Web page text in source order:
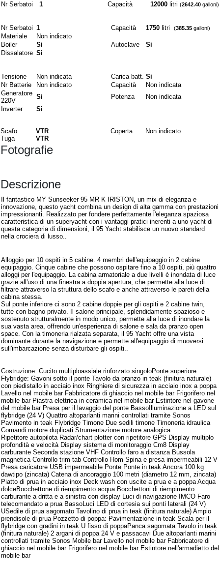
Nr Serbatoi
1 Capacità 12000 litri (2642.40 galloni)
Nr Serbatoi 1 Capacità 1750 litri (385.35 galloni)
Materiale
Non indicato
Boiler
Si Autoclave
Si
Dissalatore Si
Tensione Non indicata Carica batt. Si
Nr Batterie
Non indicato Capacità
Non indicata
Generatore
220V
Si Potenza
Non indicata
Inverter
Si
Scafo VTR Coperta
Non indicato
Tuga
VTR
Fotografie
Descrizione
Il fantastico MY Sunseeker 95 MR K IRISTON, un mix di eleganza e
innovazione, questo yacht combina un design di alta gamma con prestazioni
impressionanti. Realizzato per fondere perfettamente l'eleganza spaziosa
caratteristica di un superyacht con i vantaggi pratici inerenti a uno yacht di
questa categoria di dimensioni, il 95 Yacht stabilisce un nuovo standard
nella crociera di lusso..
Alloggio per 10 ospiti in 5 cabine. 4 membri dell'equipaggio in 2 cabine
equipaggio. Cinque cabine che possono ospitare fino a 10 ospiti, più quattro
alloggi per l'equipaggio. La cabina armatoriale a due livelli è inondata di luce
grazie all'uso di una finestra a doppia apertura, che permette alla luce di
filtrare attraverso la struttura dello scafo e anche attraverso le pareti della
cabina stessa.
Sul ponte inferiore ci sono 2 cabine doppie per gli ospiti e 2 cabine twin,
tutte con bagno privato. Il salone principale, splendidamente spazioso e
sostenuto strutturalmente in modo unico, permette alla luce di inondare la
sua vasta area, offrendo un'esperienza di salone e sala da pranzo open
space. Con la timoneria rialzata separata, il 95 Yacht offre una vista
dominante durante la navigazione e permette all'equipaggio di muoversi
sull'imbarcazione senza disturbare gli ospiti..
Costruzione: Cucito multiploassiale rinforzato singoloPonte superiore
Flybridge: Gavoni sotto il ponte Tavolo da pranzo in teak (finitura naturale)
con piedistallo in acciaio inox Ringhiere di sicurezza in acciaio inox a poppa
Lavello nel mobile bar Fabbricatore di ghiaccio nel mobile bar Frigorifero nel
mobile bar Piastra elettrica in ceramica nel mobile bar Estintore nel gavone
del mobile bar Presa per il lavaggio del ponte BassoIlluminazione a LED sul
flybridge (24 V) Quattro altoparlanti marini controllati tramite Sonos
Pavimento in teak Flybridge Timone Due sedili timone Timoneria idraulica
Comandi motore duplicati Strumentazione motore analogica
Ripetitore autopilota Radar/chart plotter con ripetitore GPS Display multiplo
profondità e velocità Display sistema di monitoraggio Cm8 Display
carburante Seconda stazione VHF Controllo faro a distanza Bussola
magnetica Controllo trim tab Controllo Hom Spina e presa impermeabili 12 V
Presa caricatore USB impermeabile Ponte Ponte in teak Ancora 100 kg
dawtipo (zincata) Catena di ancoraggio 100 metri (diametro 12 mm, zincata)
Piatto di prua in acciaio inox Deck wash con uscite a prua e a poppa Acqua
dolceBocchettone di riempimento acqua Bocchettoni di riempimento
carburante a dritta e a sinistra con display Luci di navigazione IMCO Faro
telecomandato a prua BassoLuci LED di cortesia sui ponti laterali (24 V)
USedile di prua sagomato Tavolino di prua in teak (finitura naturale) Ampio
prendisole di prua Pozzetto di poppa: Pavimentazione in teak Scala per il
flybridge con gradini in teak U fisso di poppaPanca sagomata Tavolo in teak
(finitura naturale) 2 argani di poppa 24 V e passacavi Due altoparlanti marini
controllati tramite Sonos Mobile bar Lavello nel mobile bar Fabbricatore di
ghiaccio nel mobile bar Frigorifero nel mobile bar Estintore nell'armadietto del
mobile bar